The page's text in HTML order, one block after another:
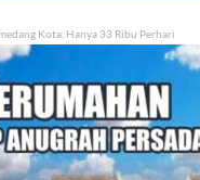
Kota, Hanya 33 Ribu Perhari